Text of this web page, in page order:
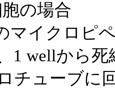
の場合
マイクロピ
1 wellから
チューブに